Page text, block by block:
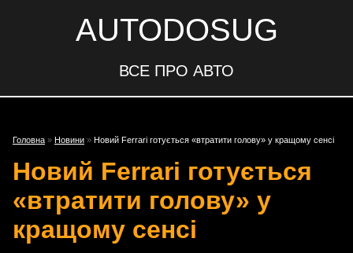
AUTODOSUG
ВСЕ ПРО АВТО
Головна » Новини » Новий Ferrari готується «втратити голову» у кращому сенсі
Новий Ferrari готується
«втратити голову» у
кращому сенсі